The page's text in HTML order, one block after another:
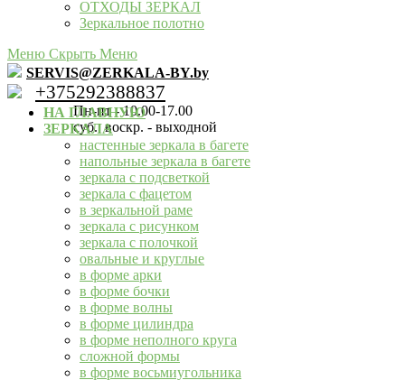
ОТХОДЫ ЗЕРКАЛ
Зеркальное полотно
Меню Скрыть Меню
SERVIS@ZERKALA-BY.by
+375292388837
Пн-пт - 10.00-17.00
суб., воскр. - выходной
НА ГЛАВНУЮ
ЗЕРКАЛА
настенные зеркала в багете
напольные зеркала в багете
зеркала с подсветкой
зеркала с фацетом
в зеркальной раме
зеркала с рисунком
зеркала с полочкой
овальные и круглые
в форме арки
в форме бочки
в форме волны
в форме цилиндра
в форме неполного круга
сложной формы
в форме восьмиугольника